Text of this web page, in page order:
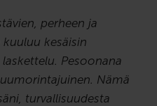
perheen ja
kesäisin
Pesoonana
Nämä
turvallisuudesta